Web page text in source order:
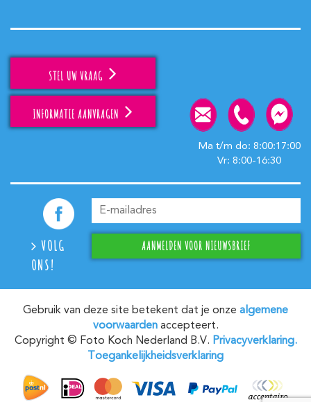
STEL UW VRAAG
INFORMATIE AANVRAGEN
Ma t/m do: 8:00:17:00
Vr: 8:00-16:30
VOLG
ONS!
Gebruik van deze site betekent dat je onze algemene
voorwaardenaccepteert.
Copyright © Foto Koch Nederland B.V. Privacyverklaring.
Toegankelijkheidsverklaring